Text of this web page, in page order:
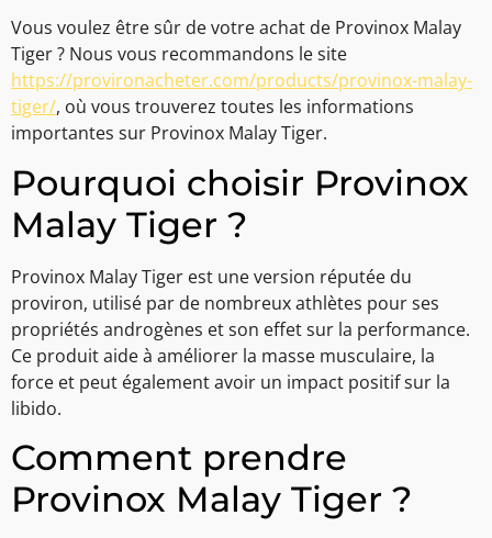
Vous voulez être sûr de votre achat de Provinox Malay
Tiger ? Nous vous recommandons le site
https://provironacheter.com/products/provinox-malay-
tiger/, où vous trouverez toutes les informations
importantes sur Provinox Malay Tiger.
Pourquoi choisir Provinox
Malay Tiger ?
Provinox Malay Tiger est une version réputée du
proviron, utilisé par de nombreux athlètes pour ses
propriétés androgènes et son effet sur la performance.
Ce produit aide à améliorer la masse musculaire, la
force et peut également avoir un impact positif sur la
libido.
Comment prendre
Provinox Malay Tiger ?